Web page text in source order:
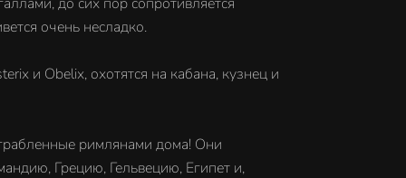
очень несладко.
и Obelix, охотятся на кабана, кузнец и
римлянами дома! Они
Грецию, Гельвецию, Египет и,